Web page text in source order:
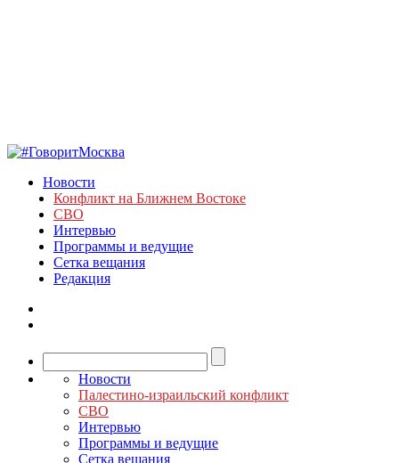
Новости
Конфликт на Ближнем Востоке
СВО
Интервью
Программы и ведущие
Сетка вещания
Редакция
Новости
Палестино-израильский конфликт
СВО
Интервью
Программы и ведущие
Сетка вещания